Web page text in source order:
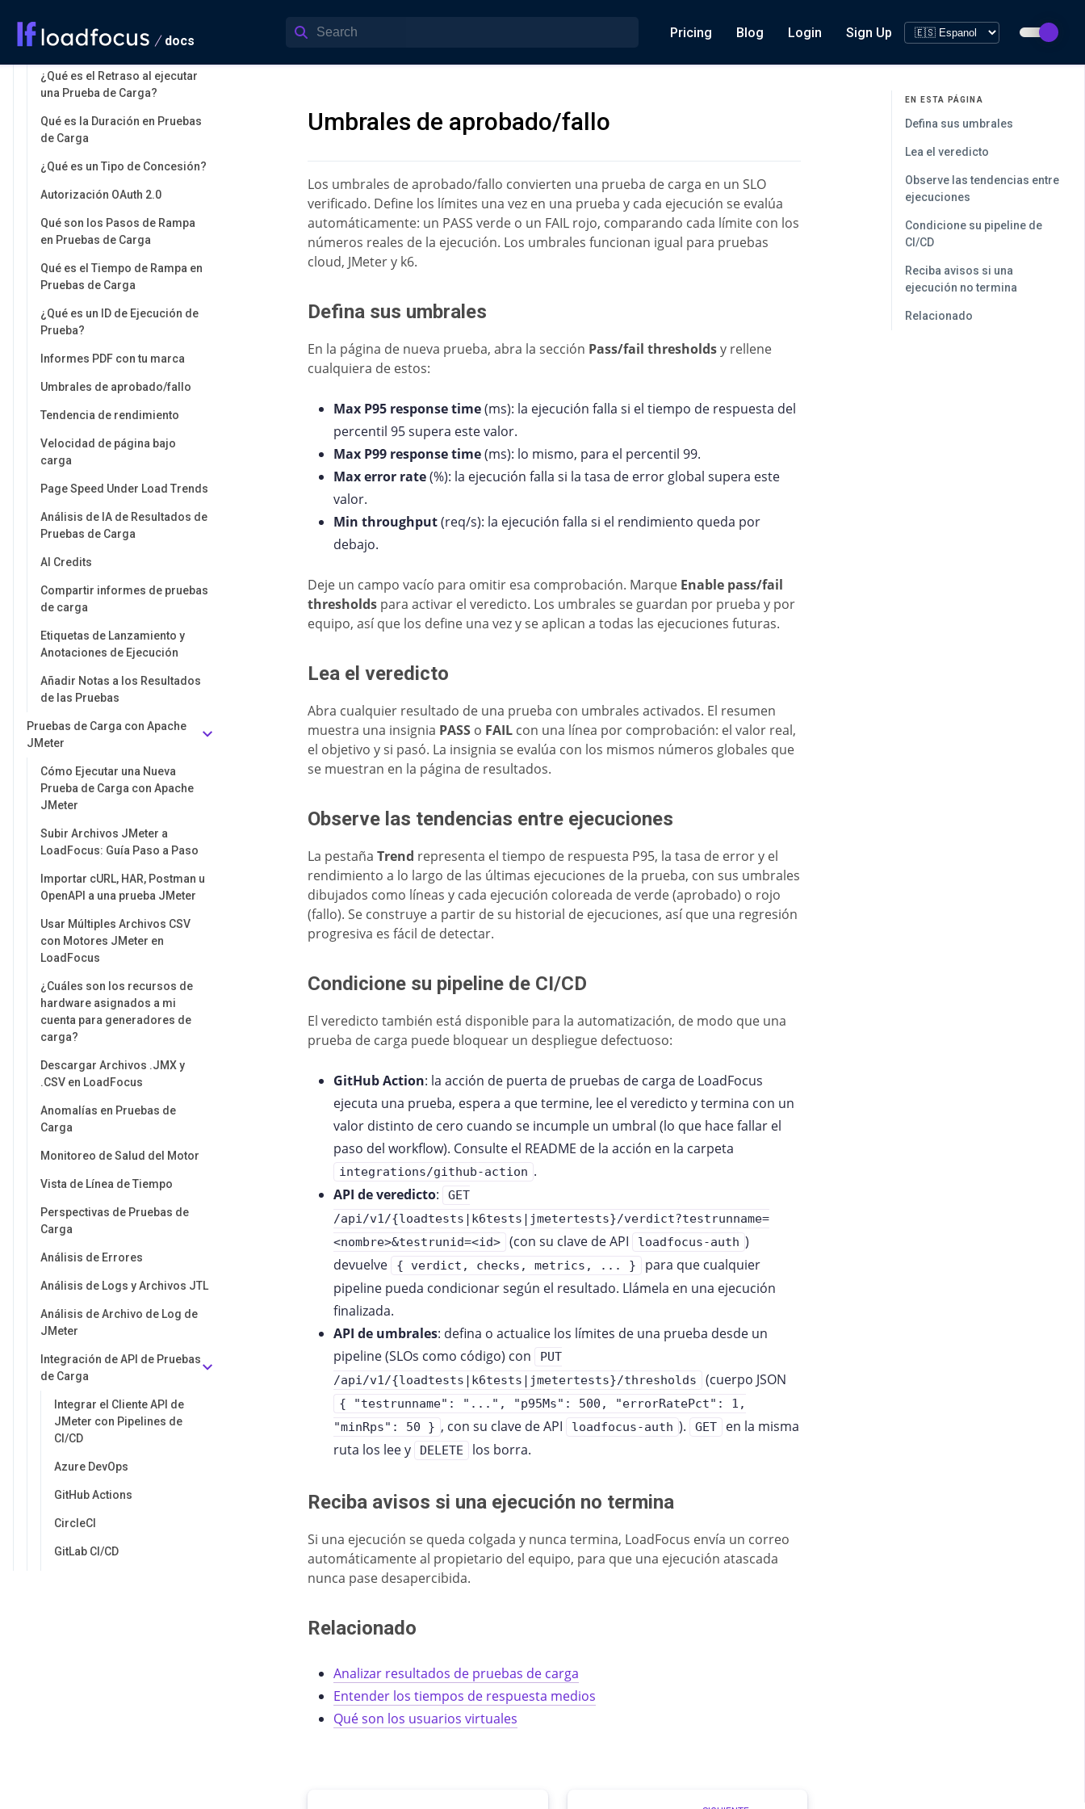
docs
Pricing Blog Login Sign Up
Qué son los Usuarios Virtuales
en Pruebas de Carga
¿Qué es el Retraso al ejecutar
una Prueba de Carga?
Qué es la Duración en Pruebas
de Carga
¿Qué es un Tipo de Concesión?
Autorización OAuth 2.0
Qué son los Pasos de Rampa
en Pruebas de Carga
Qué es el Tiempo de Rampa en
Pruebas de Carga
¿Qué es un ID de Ejecución de
Prueba?
Informes PDF con tu marca
Umbrales de aprobado/fallo
Tendencia de rendimiento
Velocidad de página bajo
carga
Page Speed Under Load Trends
Análisis de IA de Resultados de
Pruebas de Carga
AI Credits
Compartir informes de pruebas
de carga
Etiquetas de Lanzamiento y
Anotaciones de Ejecución
Añadir Notas a los Resultados
de las Pruebas
Pruebas de Carga con Apache
JMeter
Cómo Ejecutar una Nueva
Prueba de Carga con Apache
JMeter
Subir Archivos JMeter a
LoadFocus: Guía Paso a Paso
Importar cURL, HAR, Postman u
OpenAPI a una prueba JMeter
Usar Múltiples Archivos CSV
con Motores JMeter en
LoadFocus
¿Cuáles son los recursos de
hardware asignados a mi
cuenta para generadores de
carga?
Descargar Archivos .JMX y
.CSV en LoadFocus
Anomalías en Pruebas de
Carga
Monitoreo de Salud del Motor
Vista de Línea de Tiempo
Perspectivas de Pruebas de
Carga
Análisis de Errores
Análisis de Logs y Archivos JTL
Análisis de Archivo de Log de
JMeter
Integración de API de Pruebas
de Carga
Integrar el Cliente API de
JMeter con Pipelines de
CI/CD
Azure DevOps
GitHub Actions
CircleCI
GitLab CI/CD
Umbrales de aprobado/fallo
Los umbrales de aprobado/fallo convierten una prueba de carga en un SLO
verificado. Define los límites una vez en una prueba y cada ejecución se evalúa
automáticamente: un PASS verde o un FAIL rojo, comparando cada límite con los
números reales de la ejecución. Los umbrales funcionan igual para pruebas
cloud, JMeter y k6.
Defina sus umbrales
En la página de nueva prueba, abra la sección Pass/fail thresholdsy rellene
cualquiera de estos:
Max P95 response time(ms): la ejecución falla si el tiempo de respuesta del
percentil 95 supera este valor.
Max P99 response time(ms): lo mismo, para el percentil 99.
Max error rate(%): la ejecución falla si la tasa de error global supera este
valor.
Min throughput(req/s): la ejecución falla si el rendimiento queda por
debajo.
Deje un campo vacío para omitir esa comprobación. Marque Enable pass/fail
thresholds para activar el veredicto. Los umbrales se guardan por prueba y por
equipo, así que los define una vez y se aplican a todas las ejecuciones futuras.
Lea el veredicto
Abra cualquier resultado de una prueba con umbrales activados. El resumen
muestra una insignia PASS o FAIL con una línea por comprobación: el valor real,
el objetivo y si pasó. La insignia se evalúa con los mismos números globales que
se muestran en la página de resultados.
Observe las tendencias entre ejecuciones
La pestañaTrend representa el tiempo de respuesta P95, la tasa de error y el
rendimiento a lo largo de las últimas ejecuciones de la prueba, con sus umbrales
dibujados como líneas y cada ejecución coloreada de verde (aprobado) o rojo
(fallo). Se construye a partir de su historial de ejecuciones, así que una regresión
progresiva es fácil de detectar.
Condicione su pipeline de CI/CD
El veredicto también está disponible para la automatización, de modo que una
prueba de carga puede bloquear un despliegue defectuoso:
GitHub Action: la acción de puerta de pruebas de carga de LoadFocus
ejecuta una prueba, espera a que termine, lee el veredicto y termina con un
valor distinto de cero cuando se incumple un umbral (lo que hace fallar el
paso del workflow). Consulte el README de la acción en la carpeta
integrations/github-action .
API de veredicto:
GET
/api/v1/{loadtests|k6tests|jmetertests}/verdict?testrunname=
<nombre>&testrunid=<id>
(con su clave de API loadfocus-auth )
devuelve
{ verdict, checks, metrics, ... }
para que cualquier
pipeline pueda condicionar según el resultado. Llámela en una ejecución
finalizada.
API de umbrales: defina o actualice los límites de una prueba desde un
pipeline (SLOs como código) con
PUT
/api/v1/{loadtests|k6tests|jmetertests}/thresholds
(cuerpo JSON
{ "testrunname": "...", "p95Ms": 500, "errorRatePct": 1,
"minRps": 50 } , con su clave de API loadfocus-auth ). GET
en la misma
ruta los lee y
DELETE los borra.
Reciba avisos si una ejecución no termina
Si una ejecución se queda colgada y nunca termina, LoadFocus envía un correo
automáticamente al propietario del equipo, para que una ejecución atascada
nunca pase desapercibida.
Relacionado
Analizar resultados de pruebas de carga
Entender los tiempos de respuesta medios
Qué son los usuarios virtuales
EN ESTA PÁGINA
Defina sus umbrales
Lea el veredicto
Observe las tendencias entre
ejecuciones
Condicione su pipeline de
CI/CD
Reciba avisos si una
ejecución no termina
Relacionado